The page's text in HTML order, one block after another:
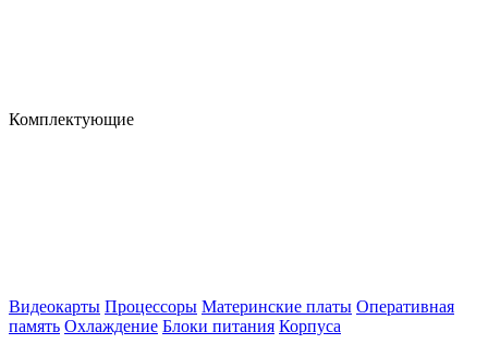
Комплектующие
Видеокарты Процессоры Материнские платы Оперативная
память Охлаждение Блоки питания Корпуса